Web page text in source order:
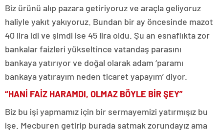
Biz ürünü alıp pazara getiriyoruz ve araçla geliyoruz
haliyle yakıt yakıyoruz. Bundan bir ay öncesinde mazot
40 lira idi ve şimdi ise 45 lira oldu. Şu an esnaflıkta zor
bankalar faizleri yükseltince vatandaş parasını
bankaya yatırıyor ve doğal olarak adam ‘paramı
bankaya yatırayım neden ticaret yapayım’ diyor.
“HANİ FAİZ HARAMDI, OLMAZ BÖYLE BİR ŞEY”
Biz bu işi yapmamız için bir sermayemizi yatırmışız bu
işe. Mecburen getirip burada satmak zorundayız ama